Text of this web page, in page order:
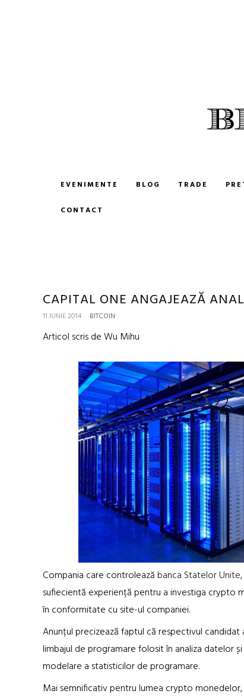
CUMPARA SI VINDE
EVENIMENTE BLOG TRADE
CONTACT
CAPITAL ONE ANGAJEAZĂ
11 IUNIE 2014 BITCOIN
Articol scris de Wu Mihu
Compania care controleazăbanca Statelor Unite,
sufiecientă experiență pentru a investiga crypto
în conformitate cu site-ul companiei.
Anunțul precizează faptul că respectivul
limbajul de programare folosit în analiza datelor
modelare a statisticilor de programare.
Mai semnificativ pentru lumea crypto